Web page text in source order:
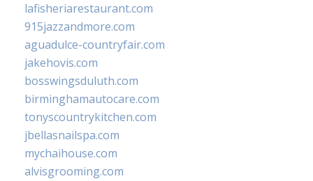
lafisheriarestaurant.com
915jazzandmore.com
aguadulce-countryfair.com
jakehovis.com
bosswingsduluth.com
birminghamautocare.com
tonyscountrykitchen.com
jbellasnailspa.com
mychaihouse.com
alvisgrooming.com